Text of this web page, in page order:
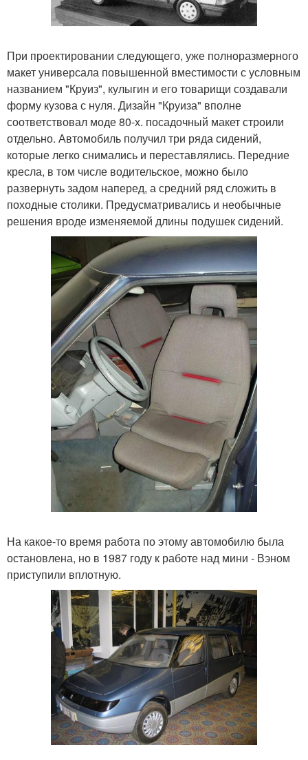
При проектировании следующего, уже полноразмерного
макет универсала повышенной вместимости с условным
названием "Круиз", кулыгин и его товарищи создавали
форму кузова с нуля. Дизайн "Круиза" вполне
соответствовал моде 80-х. посадочный макет строили
отдельно. Автомобиль получил три ряда сидений,
которые легко снимались и переставлялись. Передние
кресла, в том числе водительское, можно было
развернуть задом наперед, а средний ряд сложить в
походные столики. Предусматривались и необычные
решения вроде изменяемой длины подушек сидений.
На какое-то время работа по этому автомобилю была
остановлена, но в 1987 году к работе над мини - Вэном
приступили вплотную.